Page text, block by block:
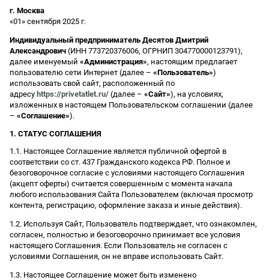
г. Москва
«01» сентября 2025 г.
Индивидуальный предприниматель Десятов Дмитрий
Александрович (ИНН 773720376006, ОГРНИП 304770000123791),
далее именуемый «Администрация», настоящим предлагает
пользователю сети Интернет (далее – «Пользователь»)
использовать свой сайт, расположенный по
адресу https://privetatlet.ru/ (далее – «Сайт»), на условиях,
изложенных в настоящем Пользовательском соглашении (далее
– «Соглашение»).
1. СТАТУС СОГЛАШЕНИЯ
1.1. Настоящее Соглашение является публичной офертой в
соответствии со ст. 437 Гражданского кодекса РФ. Полное и
безоговорочное согласие с условиями настоящего Соглашения
(акцепт оферты) считается совершенным с момента начала
любого использования Сайта Пользователем (включая просмотр
контента, регистрацию, оформление заказа и иные действия).
1.2. Используя Сайт, Пользователь подтверждает, что ознакомлен,
согласен, полностью и безоговорочно принимает все условия
настоящего Соглашения. Если Пользователь не согласен с
условиями Соглашения, он не вправе использовать Сайт.
1.3. Настоящее Соглашение может быть изменено